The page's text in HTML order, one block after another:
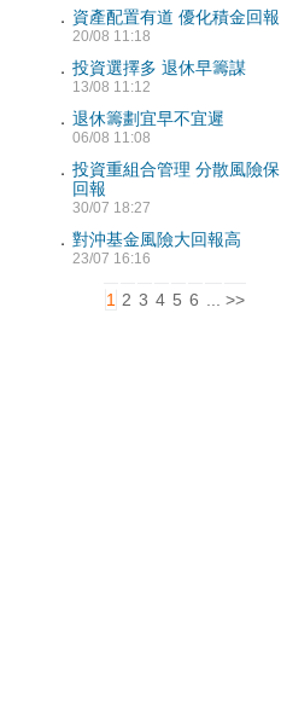
． 資產配置有道 優化積金回報
20/08 11:18
． 投資選擇多 退休早籌謀
13/08 11:12
． 退休籌劃宜早不宜遲
06/08 11:08
． 投資重組合管理 分散風險保
回報
30/07 18:27
． 對沖基金風險大回報高
23/07 16:16
1 2 3 4 5 6 >>